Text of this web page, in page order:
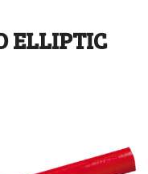
ELLIPTIC